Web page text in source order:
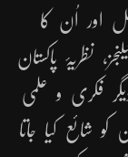
اور اُن کا
نظریۂ پاکستان
فکری و علمی
شائع کیا جاتا